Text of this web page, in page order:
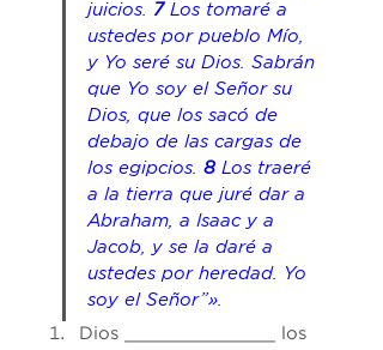
juicios. 7 Los tomaré a
ustedes por pueblo Mío,
y Yo seré su Dios. Sabrán
que Yo soy el Señor su
Dios, que los sacó de
debajo de las cargas de
los egipcios. 8 Los traeré
a la tierra que juré dar a
Abraham, a Isaac y a
Jacob, y se la daré a
ustedes por heredad. Yo
soy el Señor”».
Dios ______________ los